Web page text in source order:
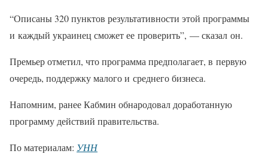
“Описаны 320 пунктов результативности этой программы
и каждый украинец сможет ее проверить”, — сказал он.
Премьер отметил, что программа предполагает, в первую
очередь, поддержку малого и среднего бизнеса.
Напомним, ранее Кабмин обнародовал доработанную
программу действий правительства.
По материалам: УНН